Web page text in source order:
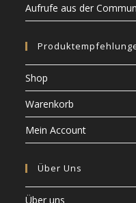
Aufrufe aus der
Shop
Warenkorb
Mein Account
Über Uns
Über uns